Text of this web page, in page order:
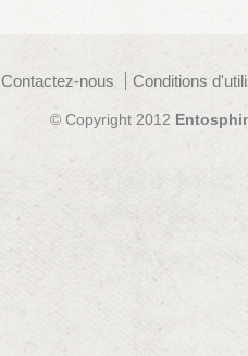
Contactez-nous Conditions
© Copyright 2012